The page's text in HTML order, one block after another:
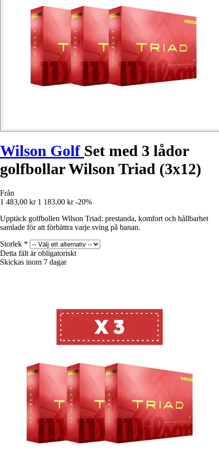
Wilson Golf Set med 3 lådor
golfbollar Wilson Triad (3x12)
Från
1 483,00 kr 1 183,00 kr -20%
Upptäck golfbollen Wilson Triad: prestanda, komfort och hållbarhet
samlade för att förbättra varje sving på banan.
Storlek *
Detta fält är obligatoriskt
Skickas inom 7 dagar